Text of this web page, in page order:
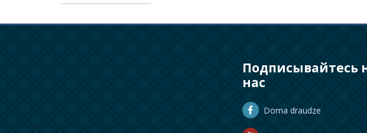
Подписывайтесь
нас
Doma draudze